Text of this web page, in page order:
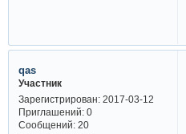
qas
Участник
Зарегистрирован: 2017-03-12
Приглашений:0
Сообщений:20